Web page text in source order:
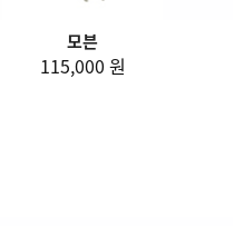
모븐
115,000 원